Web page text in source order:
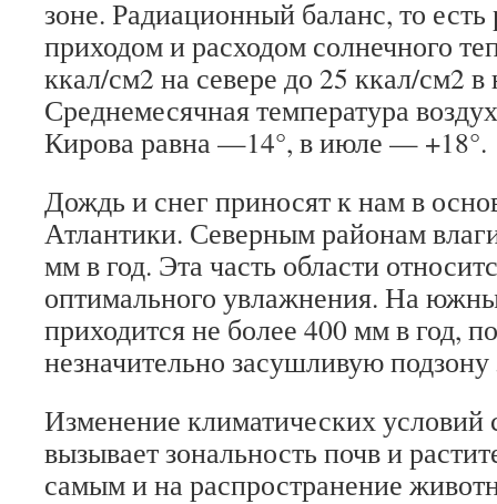
зоне. Радиационный баланс, то
приходом и расходом солнечного
ккал/см2 на севере до 25 ккал/см2
Среднемесячная температура
Кирова равна —14°, в июле — +18°.
Дождь и снег приносят к нам в
Атлантики. Северным районам
мм в год. Эта часть области
оптимального увлажнения. На
приходится не более 400 мм в год,
незначительно засушливую
Изменение климатических условий
вызывает зональность почв и
самым и на распространение